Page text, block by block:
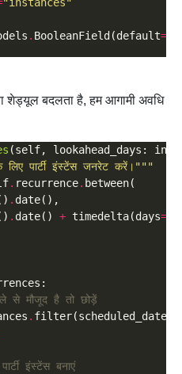
"instances"
. BooleanField(default=
शेड्यूल बदलता है, हम आगामी अवधि
(self, lookahead_days: int
के लिए पार्टी इंस्टेंस जनरेट करें।"""
. recurrence.
.
. date() + timedelta(days=
से मौजूद है तो छोड़ें
. filter(scheduled_date
इंस्टेंस बनाएं